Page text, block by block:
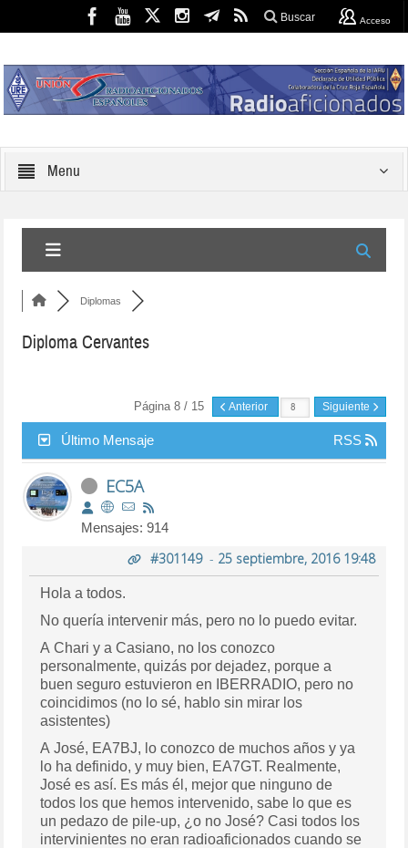
Buscar Acceso
Menu
Diplomas
Diploma Cervantes
Página 8 / 15 Anterior Siguiente
Último Mensaje RSS
EC5A
Mensajes: 914
#301149- 25 septiembre, 2016 19:48
Hola a todos.
No quería intervenir más, pero no lo puedo evitar.
A Chari y a Casiano, no los conozco
personalmente, quizás por dejadez, porque a
buen seguro estuvieron en IBERRADIO, pero no
coincidimos (no lo sé, hablo sin mirar los
asistentes)
A José, EA7BJ, lo conozco de muchos años y ya
lo ha definido, y muy bien, EA7GT. Realmente,
José es así. Es más él, mejor que ninguno de
todos los que hemos intervenido, sabe lo que es
un pedazo de pile-up, ¿o no José? Casi todos los
intervinientes no eran radioaficionados cuando se